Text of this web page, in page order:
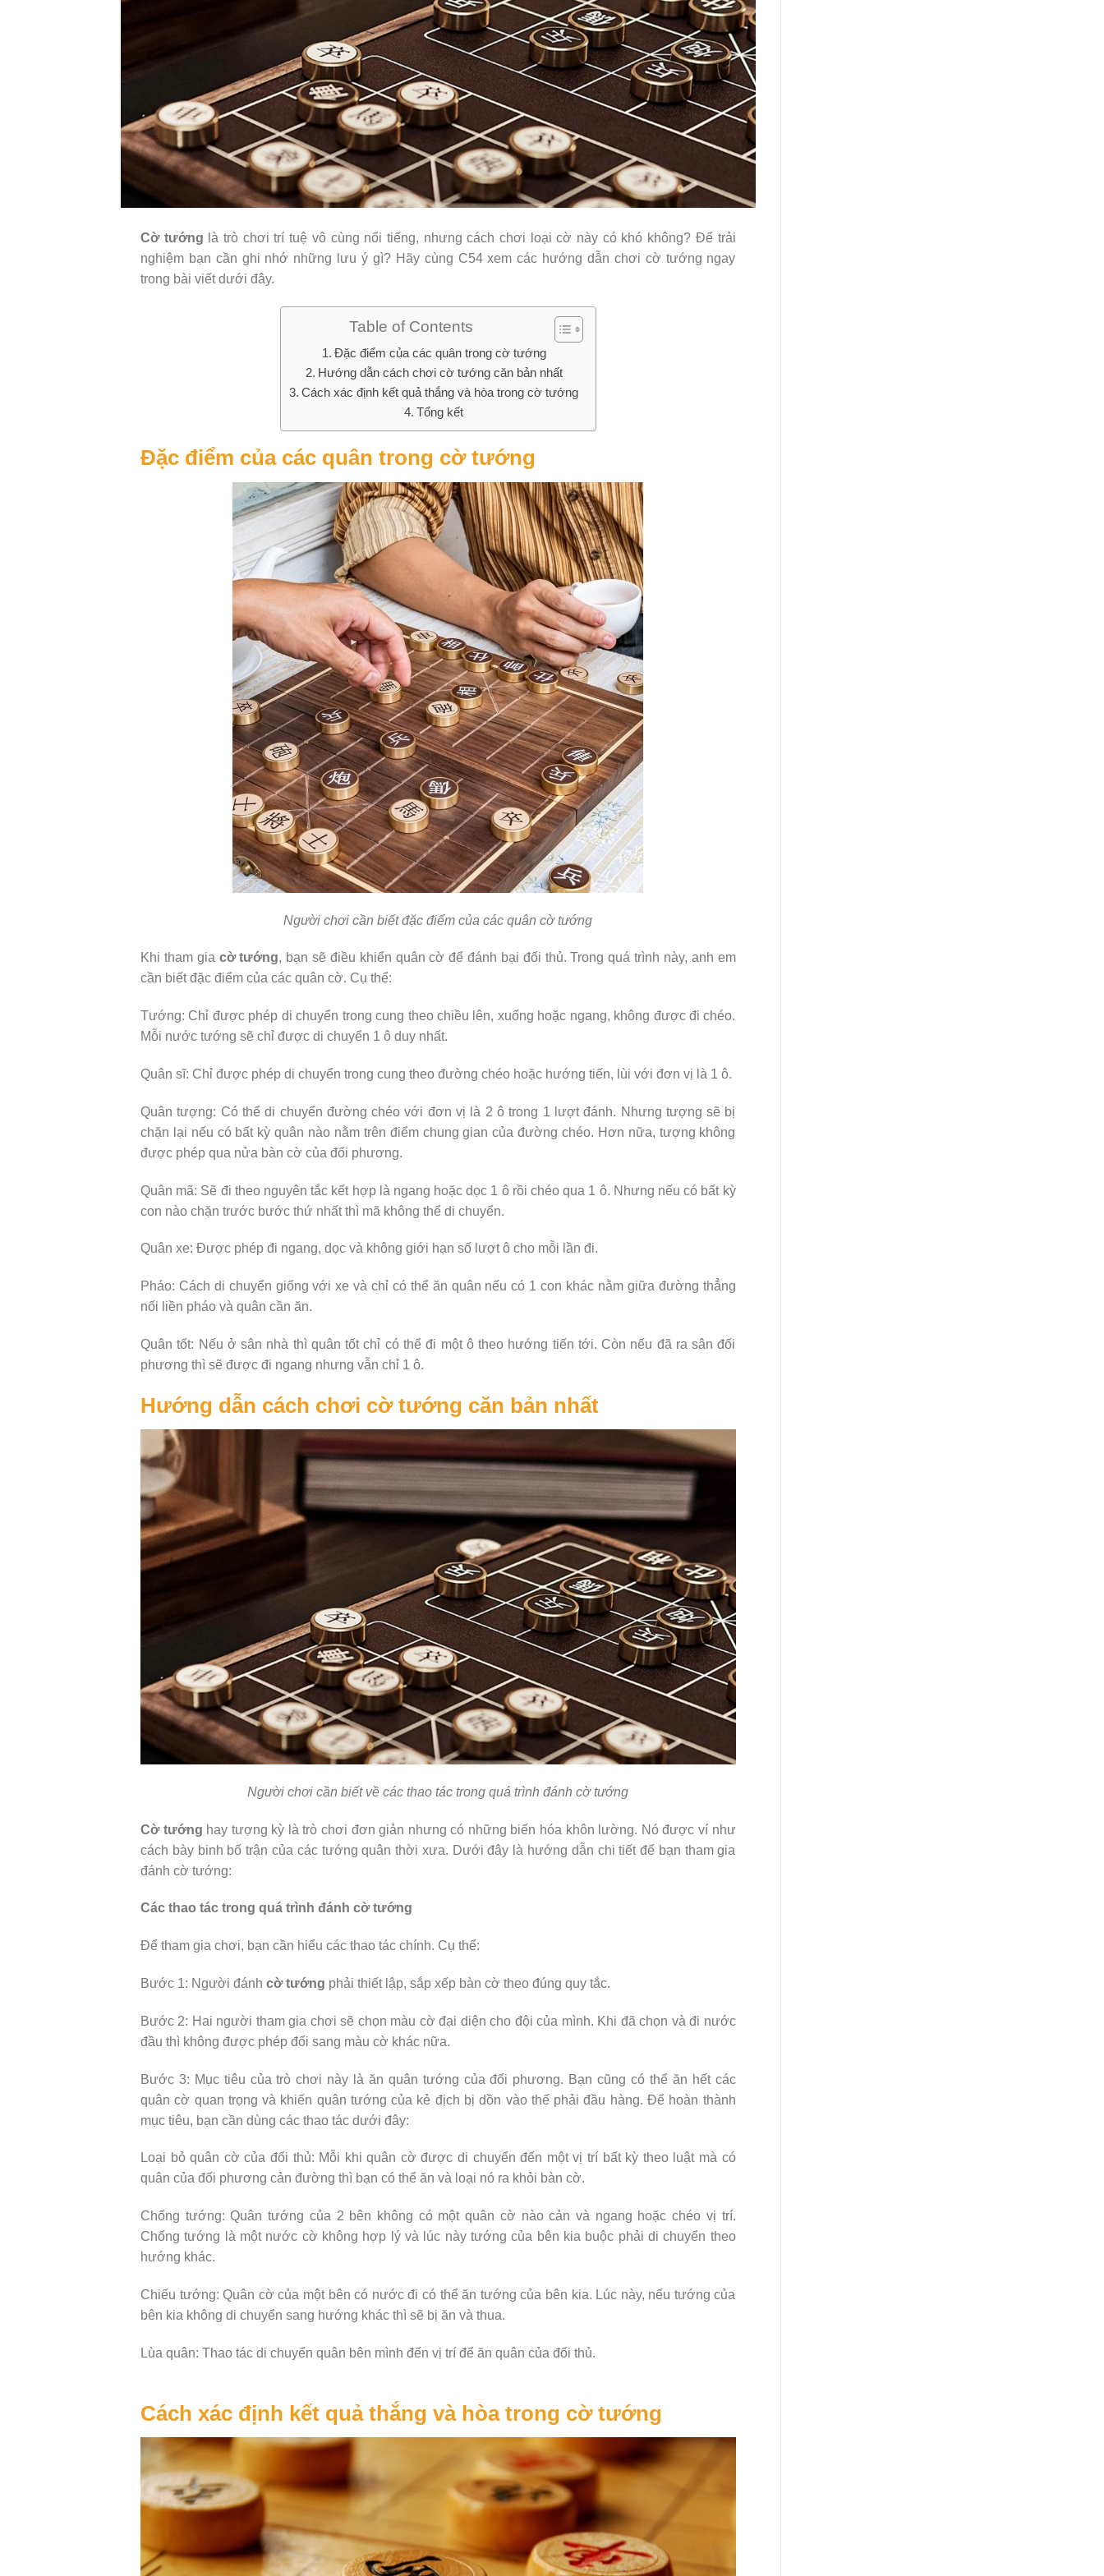
Cờ tướng là trò chơi trí tuệ vô cùng nổi tiếng, nhưng cách chơi loại cờ này có khó không? Để trải
nghiệm bạn cần ghi nhớ những lưu ý gì? Hãy cùng C54 xem các hướng dẫn chơi cờ tướng ngay
trong bài viết dưới đây.
Table of Contents
Đặc điểm của các quân trong cờ tướng
Hướng dẫn cách chơi cờ tướng căn bản nhất
Cách xác định kết quả thắng và hòa trong cờ tướng
Tổng kết
Đặc điểm của các quân trong cờ tướng
Người chơi cần biết đặc điểm của các quân cờ tướng
Khi tham gia cờ tướng, bạn sẽ điều khiển quân cờ để đánh bại đối thủ. Trong quá trình này, anh em
cần biết đặc điểm của các quân cờ. Cụ thể:
Tướng: Chỉ được phép di chuyển trong cung theo chiều lên, xuống hoặc ngang, không được đi chéo.
Mỗi nước tướng sẽ chỉ được di chuyển 1 ô duy nhất.
Quân sĩ: Chỉ được phép di chuyển trong cung theo đường chéo hoặc hướng tiến, lùi với đơn vị là 1 ô.
Quân tượng: Có thể di chuyển đường chéo với đơn vị là 2 ô trong 1 lượt đánh. Nhưng tượng sẽ bị
chặn lại nếu có bất kỳ quân nào nằm trên điểm chung gian của đường chéo. Hơn nữa, tượng không
được phép qua nửa bàn cờ của đối phương.
Quân mã: Sẽ đi theo nguyên tắc kết hợp là ngang hoặc dọc 1 ô rồi chéo qua 1 ô. Nhưng nếu có bất kỳ
con nào chặn trước bước thứ nhất thì mã không thể di chuyển.
Quân xe: Được phép đi ngang, dọc và không giới hạn số lượt ô cho mỗi lần đi.
Pháo: Cách di chuyển giống với xe và chỉ có thể ăn quân nếu có 1 con khác nằm giữa đường thẳng
nối liền pháo và quân cần ăn.
Quân tốt: Nếu ở sân nhà thì quân tốt chỉ có thể đi một ô theo hướng tiến tới. Còn nếu đã ra sân đối
phương thì sẽ được đi ngang nhưng vẫn chỉ 1 ô.
Hướng dẫn cách chơi cờ tướng căn bản nhất
Người chơi cần biết về các thao tác trong quá trình đánh cờ tướng
Cờ tướng hay tượng kỳ là trò chơi đơn giản nhưng có những biến hóa khôn lường. Nó được ví như
cách bày binh bố trận của các tướng quân thời xưa. Dưới đây là hướng dẫn chi tiết để bạn tham gia
đánh cờ tướng:
Các thao tác trong quá trình đánh cờ tướng
Để tham gia chơi, bạn cần hiểu các thao tác chính. Cụ thể:
Bước 1: Người đánh cờ tướng phải thiết lập, sắp xếp bàn cờ theo đúng quy tắc.
Bước 2: Hai người tham gia chơi sẽ chọn màu cờ đại diện cho đội của mình. Khi đã chọn và đi nước
đầu thì không được phép đổi sang màu cờ khác nữa.
Bước 3: Mục tiêu của trò chơi này là ăn quân tướng của đối phương. Bạn cũng có thể ăn hết các
quân cờ quan trọng và khiến quân tướng của kẻ địch bị dồn vào thế phải đầu hàng. Để hoàn thành
mục tiêu, bạn cần dùng các thao tác dưới đây:
Loại bỏ quân cờ của đối thủ: Mỗi khi quân cờ được di chuyển đến một vị trí bất kỳ theo luật mà có
quân của đối phương cản đường thì bạn có thể ăn và loại nó ra khỏi bàn cờ.
Chống tướng: Quân tướng của 2 bên không có một quân cờ nào cản và ngang hoặc chéo vị trí.
Chống tướng là một nước cờ không hợp lý và lúc này tướng của bên kia buộc phải di chuyển theo
hướng khác.
Chiếu tướng: Quân cờ của một bên có nước đi có thể ăn tướng của bên kia. Lúc này, nếu tướng của
bên kia không di chuyển sang hướng khác thì sẽ bị ăn và thua.
Lùa quân: Thao tác di chuyển quân bên mình đến vị trí để ăn quân của đối thủ.
Cách xác định kết quả thắng và hòa trong cờ tướng